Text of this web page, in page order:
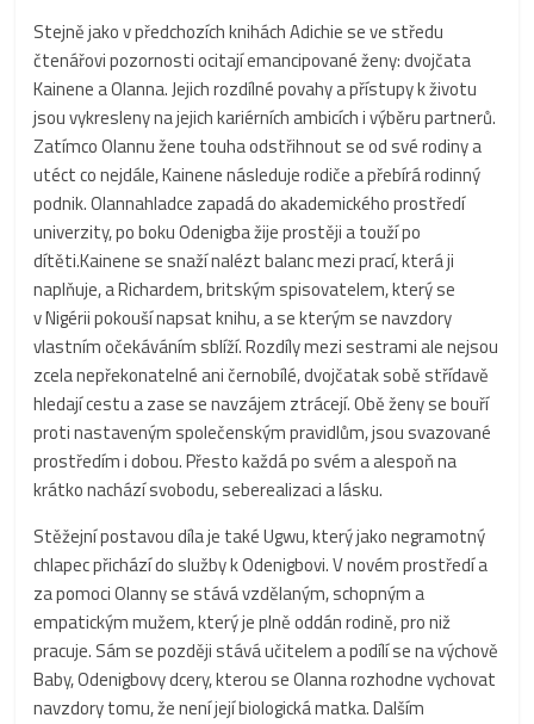
Stejně jako v předchozích knihách Adichie se ve středu
čtenářovi pozornosti ocitají emancipované ženy: dvojčata
Kainene a Olanna. Jejich rozdílné povahy a přístupy k životu
jsou vykresleny na jejich kariérních ambicích i výběru partnerů.
Zatímco Olannu žene touha odstřihnout se od své rodiny a
utéct co nejdále, Kainene následuje rodiče a přebírá rodinný
podnik. Olannahladce zapadá do akademického prostředí
univerzity, po boku Odenigba žije prostěji a touží po
dítěti.Kainene se snaží nalézt balanc mezi prací, která ji
naplňuje, a Richardem, britským spisovatelem, který se
v Nigérii pokouší napsat knihu, a se kterým se navzdory
vlastním očekáváním sblíží. Rozdíly mezi sestrami ale nejsou
zcela nepřekonatelné ani černobílé, dvojčatak sobě střídavě
hledají cestu a zase se navzájem ztrácejí. Obě ženy se bouří
proti nastaveným společenským pravidlům, jsou svazované
prostředím i dobou. Přesto každá po svém a alespoň na
krátko nachází svobodu, seberealizaci a lásku.
Stěžejní postavou díla je také Ugwu, který jako negramotný
chlapec přichází do služby k Odenigbovi. V novém prostředí a
za pomoci Olanny se stává vzdělaným, schopným a
empatickým mužem, který je plně oddán rodině, pro niž
pracuje. Sám se později stává učitelem a podílí se na výchově
Baby, Odenigbovy dcery, kterou se Olanna rozhodne vychovat
navzdory tomu, že není její biologická matka. Dalším